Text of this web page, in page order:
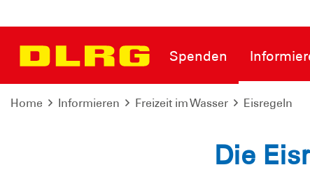
Spenden
Home Informieren Freizeit im Wasser Eisregeln
Sicherheitstipps
Eisregeln
Die